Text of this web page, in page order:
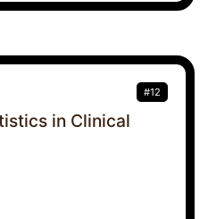
#12
in Clinical